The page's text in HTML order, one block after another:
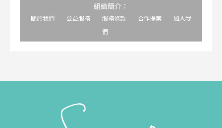
組織簡介：
關於我們 公益服務 服務條款 合作提案
加入我
們